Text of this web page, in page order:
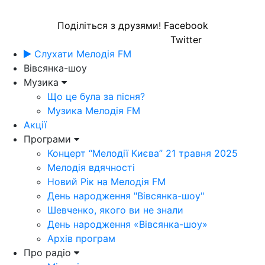
Поділіться з друзями! Facebook
Twitter
Слухати Мелодія FM
Вівсянка-шоу
Музика
Що це була за пісня?
Музика Мелодія FM
Акції
Програми
Концерт “Мелодії Києва” 21 травня 2025
Мелодія вдячності
Новий Рік на Мелодія FM
День народження "Вівсянка-шоу"
Шевченко, якого ви не знали
День народження «Вівсянка-шоу»
Архів програм
Про радіо